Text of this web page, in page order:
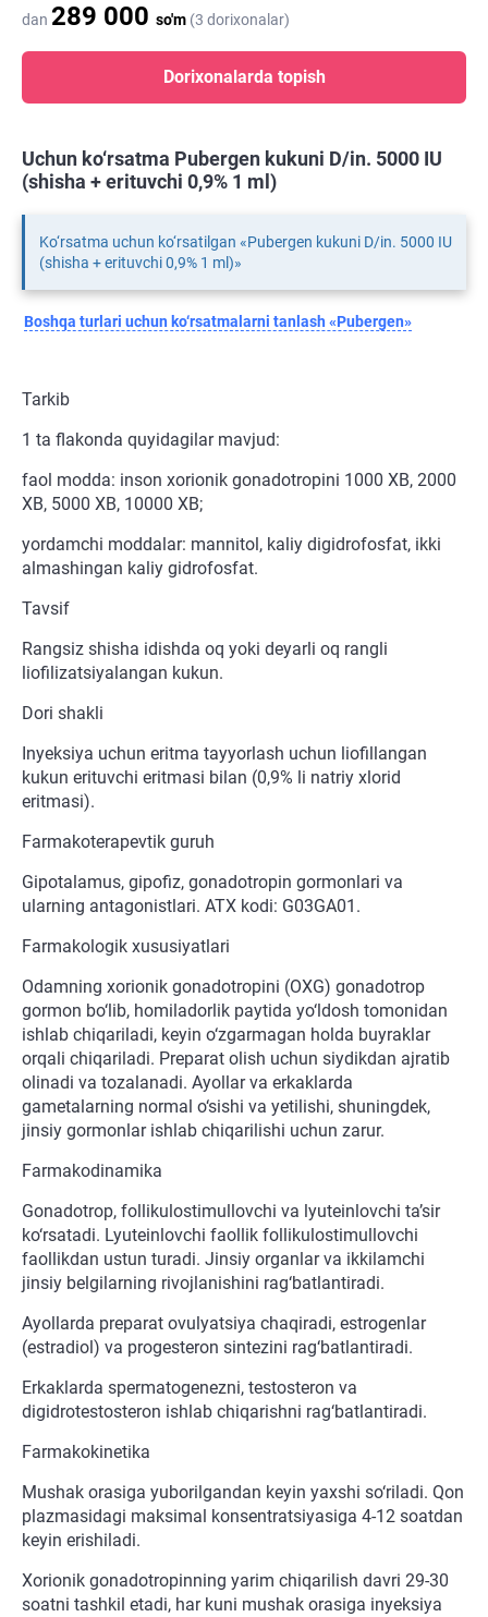
dan 289 000 so'm (3 dorixonalar)
Dorixonalarda topish
Uchun ko‘rsatma Pubergen kukuni D/in. 5000 IU
(shisha + erituvchi 0,9% 1 ml)
Ko‘rsatma uchun ko‘rsatilgan «Pubergen kukuni D/in. 5000 IU
(shisha + erituvchi 0,9% 1 ml)»
Boshqa turlari uchun ko‘rsatmalarni tanlash «Pubergen»
Tarkib
1 ta flakonda quyidagilar mavjud:
faol modda: inson xorionik gonadotropini 1000 XB, 2000
XB, 5000 XB, 10000 XB;
yordamchi moddalar: mannitol, kaliy digidrofosfat, ikki
almashingan kaliy gidrofosfat.
Tavsif
Rangsiz shisha idishda oq yoki deyarli oq rangli
liofilizatsiyalangan kukun.
Dori shakli
Inyeksiya uchun eritma tayyorlash uchun liofillangan
kukun erituvchi eritmasi bilan (0,9% li natriy xlorid
eritmasi).
Farmakoterapevtik guruh
Gipotalamus, gipofiz, gonadotropin gormonlari va
ularning antagonistlari. ATX kodi: G03GA01.
Farmakologik xususiyatlari
Odamning xorionik gonadotropini (OXG) gonadotrop
gormon bo‘lib, homiladorlik paytida yo‘ldosh tomonidan
ishlab chiqariladi, keyin o‘zgarmagan holda buyraklar
orqali chiqariladi. Preparat olish uchun siydikdan ajratib
olinadi va tozalanadi. Ayollar va erkaklarda
gametalarning normal o‘sishi va yetilishi, shuningdek,
jinsiy gormonlar ishlab chiqarilishi uchun zarur.
Farmakodinamika
Gonadotrop, follikulostimullovchi va lyuteinlovchi ta’sir
ko‘rsatadi. Lyuteinlovchi faollik follikulostimullovchi
faollikdan ustun turadi. Jinsiy organlar va ikkilamchi
jinsiy belgilarning rivojlanishini rag‘batlantiradi.
Ayollarda preparat ovulyatsiya chaqiradi, estrogenlar
(estradiol) va progesteron sintezini rag‘batlantiradi.
Erkaklarda spermatogenezni, testosteron va
digidrotestosteron ishlab chiqarishni rag‘batlantiradi.
Farmakokinetika
Mushak orasiga yuborilgandan keyin yaxshi so‘riladi. Qon
plazmasidagi maksimal konsentratsiyasiga 4-12 soatdan
keyin erishiladi.
Xorionik gonadotropinning yarim chiqarilish davri 29-30
soatni tashkil etadi, har kuni mushak orasiga inyeksiya